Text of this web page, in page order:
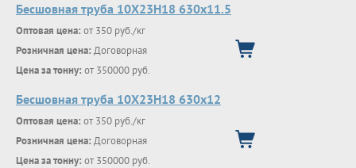
Бесшовная труба 10Х23Н18 630х11.5
Оптовая цена: от 350 руб./кг
Розничная цена: Договорная
Цена за тонну: от 350000 руб.
Бесшовная труба 10Х23Н18 630х12
Оптовая цена: от 350 руб./кг
Розничная цена: Договорная
Цена за тонну: от 350000 руб.